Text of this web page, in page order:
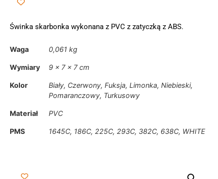
Świnka skarbonka wykonana z PVC z zatyczką z ABS.
Waga 0,061 kg
Wymiary 9 × 7 × 7 cm
Kolor
Biały, Czerwony, Fuksja, Limonka, Niebieski,
Pomaranczowy, Turkusowy
Materiał PVC
PMS 1645C, 186C, 225C, 293C, 382C, 638C, WHITE